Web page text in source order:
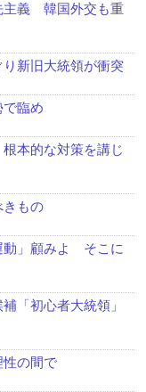
主義 韓国外交も重
り新旧大統領が衝突
で臨め
本的な対策を講じ
きもの
動」顧みよ そこに
「初心者大統領」
性の間で